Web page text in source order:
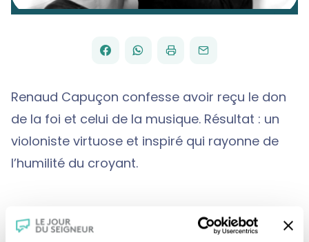
PARTAGER
FACEBOOK
PARTAGER
WHATSAPP
IMPRIMERENVOYER
PAR
EMAIL
Renaud Capuçon confesse avoir reçu le don
de la foi et celui de la musique. Résultat : un
violoniste virtuose et inspiré qui rayonne de
l’humilité du croyant.